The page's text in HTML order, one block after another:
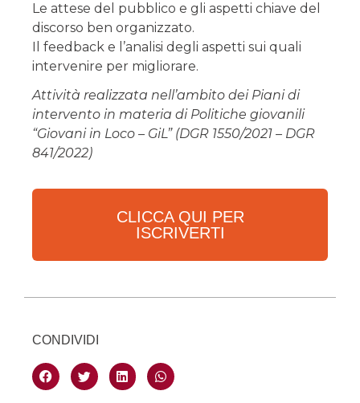
Le attese del pubblico e gli aspetti chiave del
discorso ben organizzato.
Il feedback e l’analisi degli aspetti sui quali
intervenire per migliorare.
Attività realizzata nell’ambito dei Piani di
intervento in materia di Politiche giovanili
“Giovani in Loco – GiL” (DGR 1550/2021 – DGR
841/2022)
CLICCA QUI PER
ISCRIVERTI
CONDIVIDI